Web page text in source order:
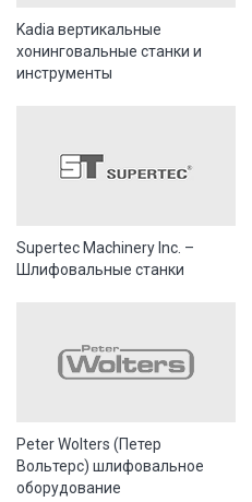
Kadia вертикальные
хонинговальные станки и
инструменты
Supertec Machinery Inc. –
Шлифовальные станки
Peter Wolters (Петер
Вольтерс) шлифовальное
оборудование